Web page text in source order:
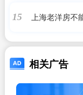
15
上海老洋房
相关广告